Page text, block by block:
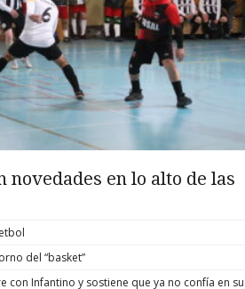
novedades en lo alto de las
del “basket”
con Infantino y sostiene que ya no confía en su